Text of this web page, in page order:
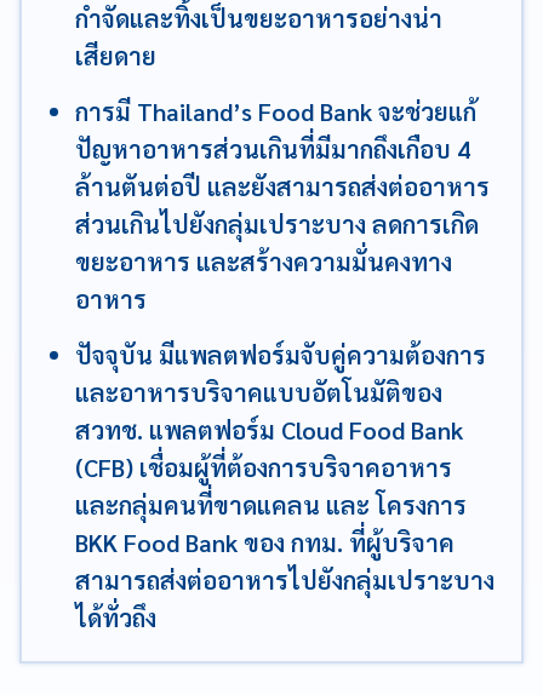
กำจัดและทิ้งเป็นขยะอาหารอย่างน่า
เสียดาย
การมี Thailand’s Food Bank จะช่วยแก้
ปัญหาอาหารส่วนเกินที่มีมากถึงเกือบ 4
ล้านตันต่อปี และยังสามารถส่งต่ออาหาร
ส่วนเกินไปยังกลุ่มเปราะบาง ลดการเกิด
ขยะอาหาร และสร้างความมั่นคงทาง
อาหาร
ปัจจุบัน มีแพลตฟอร์มจับคู่ความต้องการ
และอาหารบริจาคแบบอัตโนมัติของ
สวทช. แพลตฟอร์ม Cloud Food Bank
(CFB) เชื่อมผู้ที่ต้องการบริจาคอาหาร
และกลุ่มคนที่ขาดแคลน และ โครงการ
BKK Food Bank ของ กทม. ที่ผู้บริจาค
สามารถส่งต่ออาหารไปยังกลุ่มเปราะบาง
ได้ทั่วถึง